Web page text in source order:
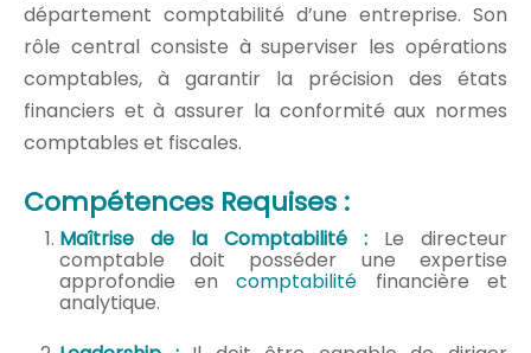
département comptabilité d’une entreprise. Son
rôle central consiste à superviser les opérations
comptables, à garantir la précision des états
financiers et à assurer la conformité aux normes
comptables et fiscales.
Compétences Requises :
Maîtrise de la Comptabilité : Le directeur
comptable doit posséder une expertise
approfondie en comptabilité financière et
analytique.